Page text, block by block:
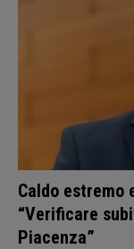
Caldo estremo
“Verificare
Piacenza”